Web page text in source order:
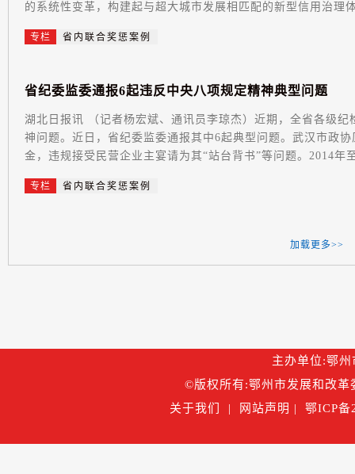
的系统性变革，构建起与超大城市发展相匹配的新型信用治理
专栏 省内联合奖惩案例
省纪委监委通报6起违反中央八项规定精神典型问 题
湖北日报讯 （记者杨宏斌、通讯员李琼杰）近期，全省各级
神问题。近日，省纪委监委通报其中6起典型问题。武汉市政
金，违规接受民营企业主宴请为其“站台背书”等问题。2014年
专栏 省内联合奖惩案例
加载更多>>
主办单位:鄂
©版权所有:鄂州市发展和改革
关于我们
| 网站声明 | 鄂ICP备